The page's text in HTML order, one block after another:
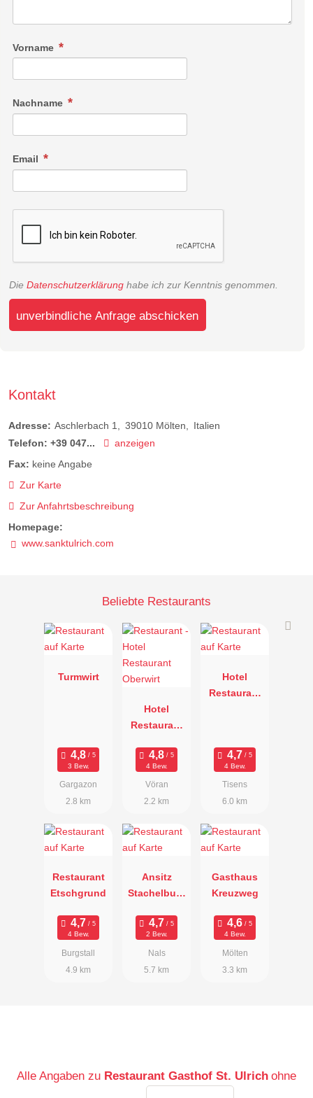
Vorname
Nachname
Email
Die Datenschutzerklärung habe ich zur Kenntnis genommen.
unverbindliche Anfrage abschicken
Kontakt
Adresse: Aschlerbach 1 39010 Mölten
Italien
Telefon: +39 047...
anzeigen
Fax: keine Angabe
Zur Karte
Zur Anfahrtsbeschreibung
Homepage:
www.sanktulrich.com
Beliebte Restaurants
Turmwirt
3 Bew.
Gargazon
2.8 km
Hotel
Restaurant
4 Bew.
Vöran
2.2 km
Hotel
Restaurant
4 Bew.
Tisens
6.0 km
Restaurant
Etschgrund
4 Bew.
Burgstall
4.9 km
Ansitz
Stachelburg
2 Bew.
Nals
5.7 km
Gasthaus
Kreuzweg
4 Bew.
Mölten
3.3 km
Alle Angaben zu Restaurant Gasthof St. Ulrich ohne